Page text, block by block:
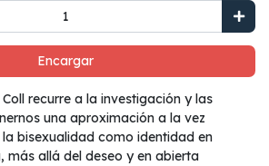
Encargar
recurre a la investigación y las
una aproximación a la vez
bisexualidad como identidad en
más allá del deseo y en abierta